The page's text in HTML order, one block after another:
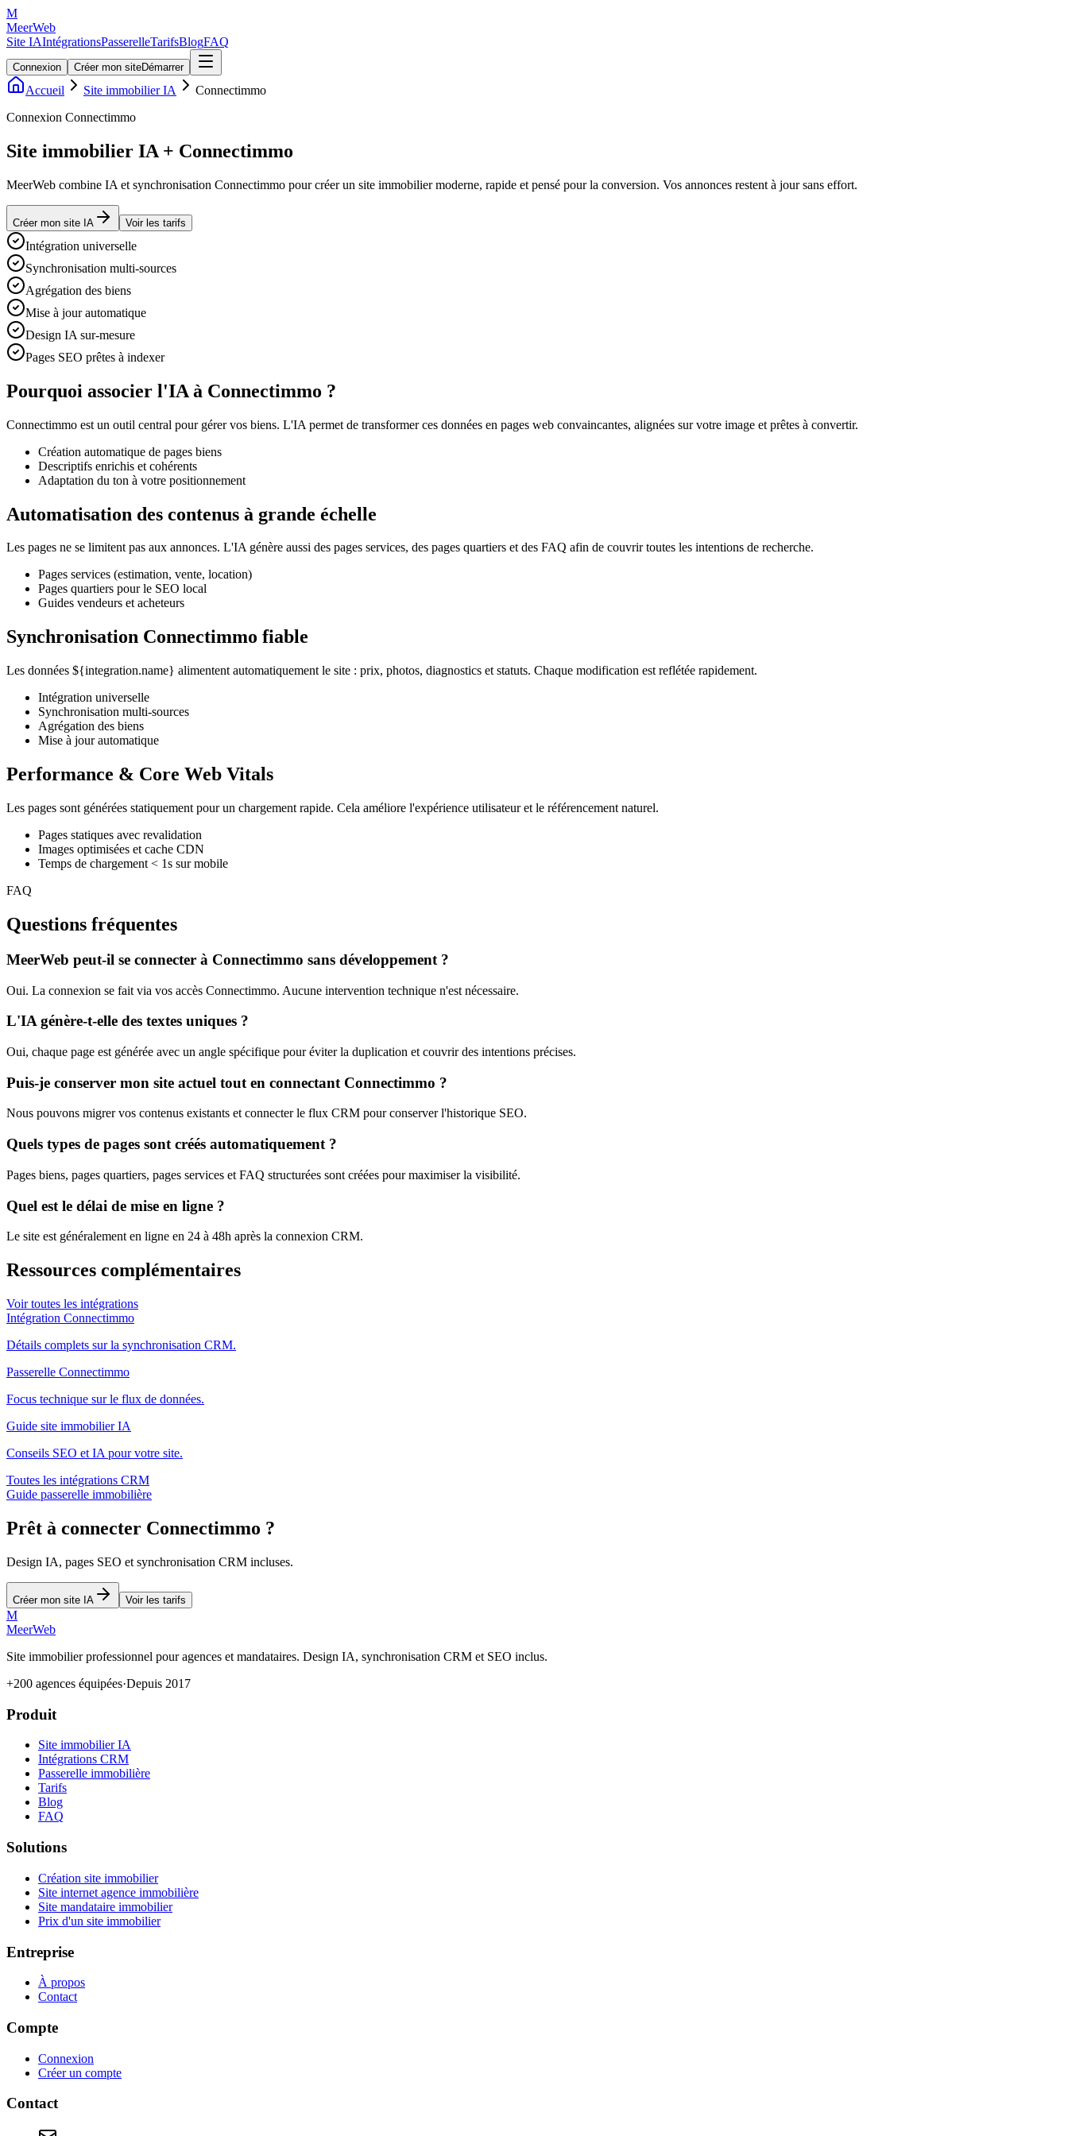
M
MeerWeb
Site IAIntégrationsPasserelleTarifsBlogFAQ
Connexion Créer mon siteDémarrer
Accueil Site immobilier IA
Connectimmo
Connexion Connectimmo
Site immobilier IA + Connectimmo
MeerWeb combine IA et synchronisation Connectimmo pour créer un site immobilier moderne, rapide et pensé pour la conversion. Vos annonces restent à jour sans effort.
Créer mon site IA Voir les tarifs
Intégration universelle
Synchronisation multi-sources
Agrégation des biens
Mise à jour automatique
Design IA sur-mesure
Pages SEO prêtes à indexer
Pourquoi associer l'IA à Connectimmo ?
Connectimmo est un outil central pour gérer vos biens. L'IA permet de transformer ces données en pages web convaincantes, alignées sur votre image et prêtes à convertir.
Création automatique de pages biens
Descriptifs enrichis et cohérents
Adaptation du ton à votre positionnement
Automatisation des contenus à grande échelle
Les pages ne se limitent pas aux annonces. L'IA génère aussi des pages services, des pages quartiers et des FAQ afin de couvrir toutes les intentions de recherche.
Pages services (estimation, vente, location)
Pages quartiers pour le SEO local
Guides vendeurs et acheteurs
Synchronisation Connectimmo fiable
Les données ${integration.name} alimentent automatiquement le site : prix, photos, diagnostics et statuts. Chaque modification est reflétée rapidement.
Intégration universelle
Synchronisation multi-sources
Agrégation des biens
Mise à jour automatique
Performance & Core Web Vitals
Les pages sont générées statiquement pour un chargement rapide. Cela améliore l'expérience utilisateur et le référencement naturel.
Pages statiques avec revalidation
Images optimisées et cache CDN
Temps de chargement < 1s sur mobile
FAQ
Questions fréquentes
MeerWeb peut-il se connecter à Connectimmo sans développement ?
Oui. La connexion se fait via vos accès Connectimmo. Aucune intervention technique n'est nécessaire.
L'IA génère-t-elle des textes uniques ?
Oui, chaque page est générée avec un angle spécifique pour éviter la duplication et couvrir des intentions précises.
Puis-je conserver mon site actuel tout en connectant Connectimmo ?
Nous pouvons migrer vos contenus existants et connecter le flux CRM pour conserver l'historique SEO.
Quels types de pages sont créés automatiquement ?
Pages biens, pages quartiers, pages services et FAQ structurées sont créées pour maximiser la visibilité.
Quel est le délai de mise en ligne ?
Le site est généralement en ligne en 24 à 48h après la connexion CRM.
Ressources complémentaires
Voir toutes les intégrations
Intégration Connectimmo
Détails complets sur la synchronisation CRM.
Passerelle Connectimmo
Focus technique sur le flux de données.
Guide site immobilier IA
Conseils SEO et IA pour votre site.
Toutes les intégrations CRM
Guide passerelle immobilière
Prêt à connecter Connectimmo ?
Design IA, pages SEO et synchronisation CRM incluses.
Créer mon site IA Voir les tarifs
M
MeerWeb
Site immobilier professionnel pour agences et mandataires. Design IA, synchronisation CRM et SEO inclus.
+200 agences équipées·Depuis 2017
Produit
Site immobilier IA
Intégrations CRM
Passerelle immobilière
Tarifs
Blog
FAQ
Solutions
Création site immobilier
Site internet agence immobilière
Site mandataire immobilier
Prix d'un site immobilier
Entreprise
À propos
Contact
Compte
Connexion
Créer un compte
Contact